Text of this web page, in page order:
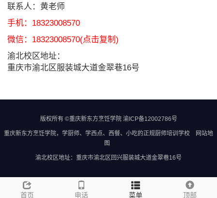
联系人：黄老师
手机：18323008570
微信： 18323008570(点击复制)
渝北校区地址：
重庆市渝北区服装城大道金翠巷16号
首页 电话 菜单 顶部
版权所有 ©重庆新东方烹饪学院 渝ICP备12002786号
重庆新东方烹饪学院，学厨师、学西点、西餐、小吃的正规厨师培训学校
网站地
图
渝北校区地址：重庆市渝北区回兴服装城大道金翠巷16号